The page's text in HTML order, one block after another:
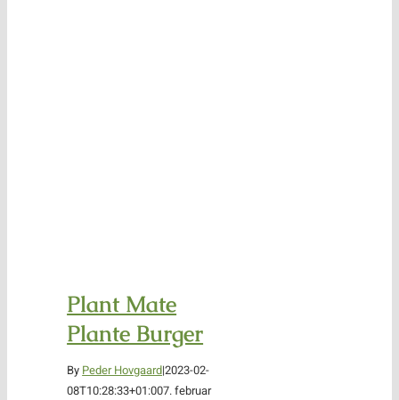
Plant Mate
Plante Burger
By Peder Hovgaard|2023-02-
08T10:28:33+01:007. februar